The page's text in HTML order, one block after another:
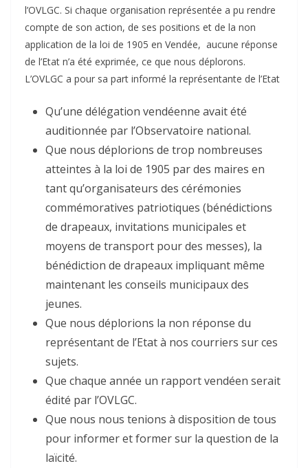
l’OVLGC. Si chaque organisation représentée a pu rendre
compte de son action, de ses positions et de la non
application de la loi de 1905 en Vendée, aucune réponse
de l’Etat n’a été exprimée, ce que nous déplorons.
L’OVLGC a pour sa part informé la représentante de l’Etat
Qu’une délégation vendéenne avait été
auditionnée par l’Observatoire national.
Que nous déplorions de trop nombreuses
atteintes à la loi de 1905 par des maires en
tant qu’organisateurs des cérémonies
commémoratives patriotiques (bénédictions
de drapeaux, invitations municipales et
moyens de transport pour des messes), la
bénédiction de drapeaux impliquant même
maintenant les conseils municipaux des
jeunes.
Que nous déplorions la non réponse du
représentant de l’Etat à nos courriers sur ces
sujets.
Que chaque année un rapport vendéen serait
édité par l’OVLGC.
Que nous nous tenions à disposition de tous
pour informer et former sur la question de la
laïcité.